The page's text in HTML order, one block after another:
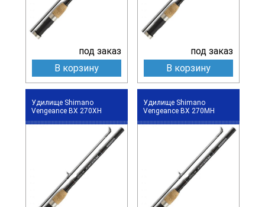
под заказ
В корзину
под заказ
В корзину
Удилище Shimano
Vengeance BX 270XH
Удилище Shimano
Vengeance BX 270MH